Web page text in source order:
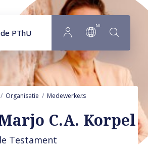
PThU
NL
Organisatie Medewerkers
C.A. Korpel
Testament